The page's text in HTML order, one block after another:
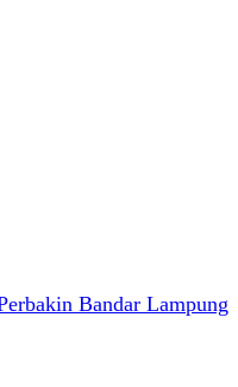
Bandar Lampung